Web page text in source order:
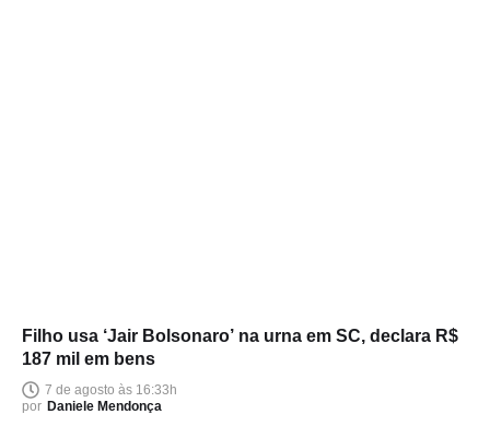
Filho usa ‘Jair Bolsonaro’ na urna em SC, declara R$
187 mil em bens
7 de agosto às 16:33h
por Daniele Mendonça